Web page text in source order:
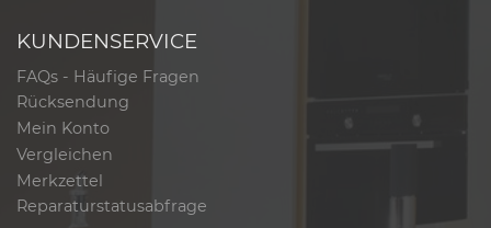
KUNDENSERVICE
FAQs - Häufige Fragen
Rücksendung
Mein Konto
Vergleichen
Merkzettel
Reparaturstatusabfrage